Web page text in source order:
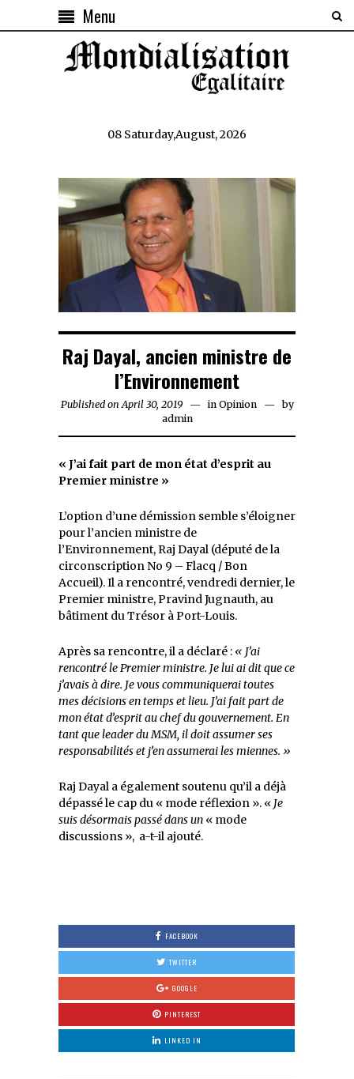
Menu
08 Saturday,August, 2026
Raj Dayal, ancien ministre de
l’Environnement
Published on April 30, 2019 in Opinion
by
admin
« J’ai fait part de mon état d’esprit au
Premier ministre »
L’option d’une démission semble s’éloigner
pour l’ancien ministre de
l’Environnement, Raj Dayal (député de la
circonscription No 9 – Flacq / Bon
Accueil). Il a rencontré, vendredi dernier, le
Premier ministre, Pravind Jugnauth, au
bâtiment du Trésor à Port-Louis.
Après sa rencontre, il a déclaré : « J’ai
rencontré le Premier ministre. Je lui ai dit que ce
j’avais à dire. Je vous communiquerai toutes
mes décisions en temps et lieu. J’ai fait part de
mon état d’esprit au chef du gouvernement. En
tant que leader du MSM, il doit assumer ses
responsabilités et j’en assumerai les miennes. »
Raj Dayal a également soutenu qu’il a déjà
dépassé le cap du « mode réflexion ». « Je
suis désormais passé dans un « mode
discussions », a-t-il ajouté.
FACEBOOK
TWITTER
GOOGLE
PINTEREST
LINKED IN